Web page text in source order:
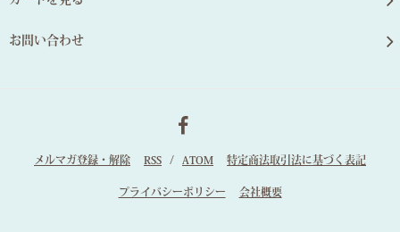
お問い合わせ
メルマガ登録・解除 RSS / ATOM 特定商法取引法に基づく表記
プライバシーポリシー 会社概要